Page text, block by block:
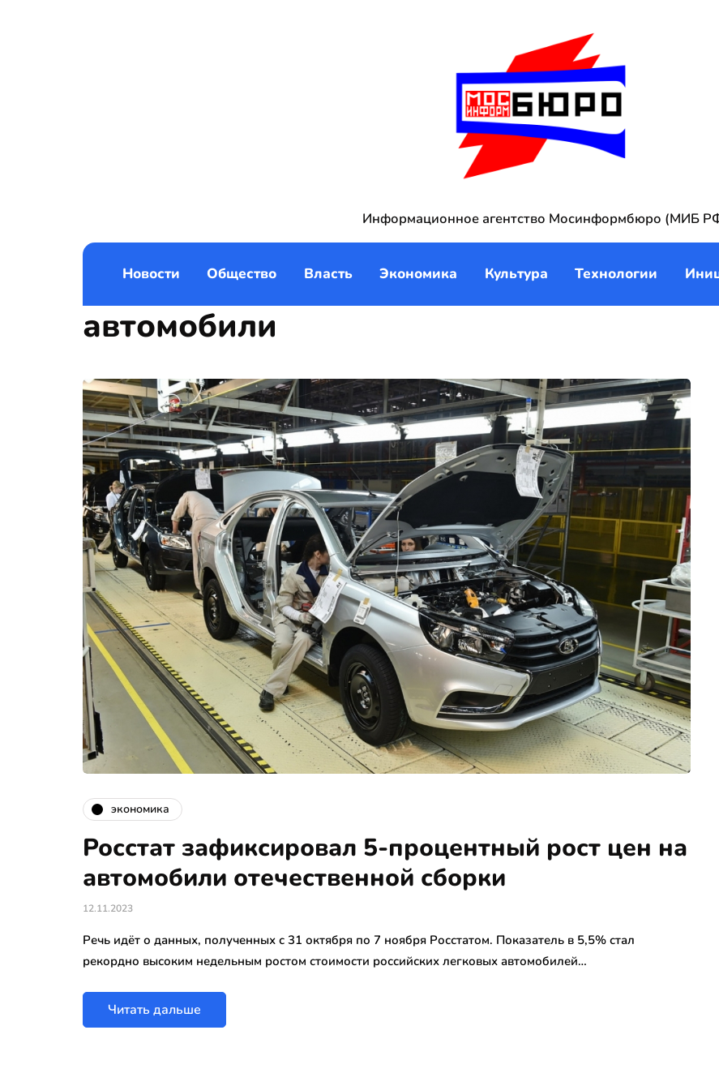
Информационное агентство Мосинформбюро (МИБ
Новости Общество Власть Экономика Культура Технологии
автомобили
экономика
Росстат зафиксировал 5-процентный рост цен на
автомобили отечественной сборки
12.11.2023
Речь идёт о данных, полученных с 31 октября по 7 ноября Росстатом. Показатель в 5,5% стал
рекордно высоким недельным ростом стоимости российских легковых автомобилей…
Читать дальше